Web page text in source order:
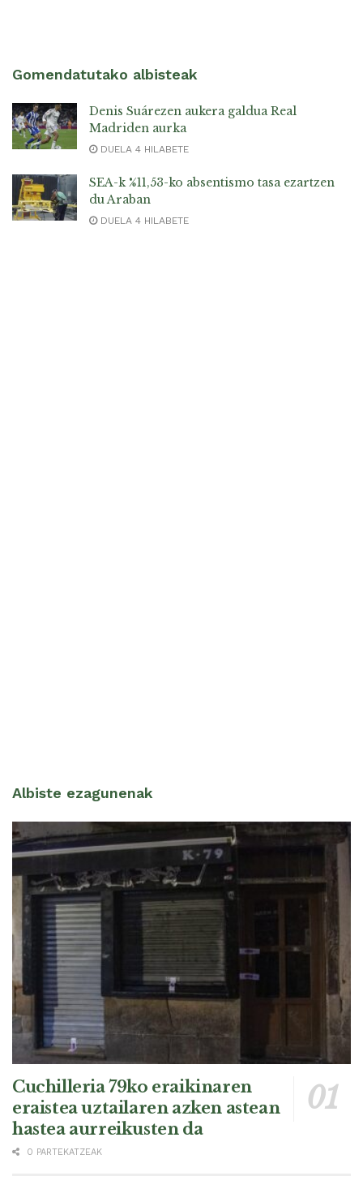
Gomendatutako albisteak
Denis Suárezen aukera galdua Real
Madriden aurka
DUELA 4 HILABETE
SEA-k %11,53-ko absentismo tasa ezartzen
du Araban
DUELA 4 HILABETE
Albiste ezagunenak
Cuchilleria 79ko eraikinaren
eraistea uztailaren azken astean
hastea aurreikusten da
0 PARTEKATZEAK